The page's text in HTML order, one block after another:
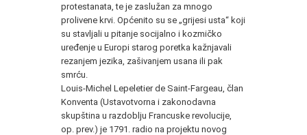
protestanata, te je zaslužan za mnogo
prolivene krvi. Općenito su se „grijesi usta“ koji
su stavljali u pitanje socijalno i kozmičko
uređenje u Europi starog poretka kažnjavali
rezanjem jezika, zašivanjem usana ili pak
smrću.
Louis-Michel Lepeletier de Saint-Fargeau, član
Konventa (Ustavotvorna i zakonodavna
skupština u razdoblju Francuske revolucije,
op. prev.) je 1791. radio na projektu novog